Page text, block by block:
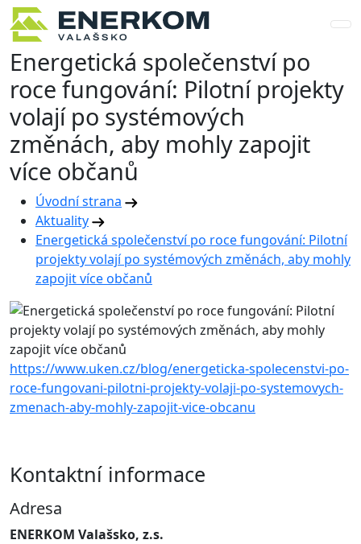
Energetická společenství po
roce fungování: Pilotní projekty
volají po systémových
změnách, aby mohly zapojit
více občanů
Úvodní strana
Aktuality
Energetická společenství po roce fungování: Pilotní
projekty volají po systémových změnách, aby mohly
zapojit více občanů
https://www.uken.cz/blog/energeticka-spolecenstvi-po-
roce-fungovani-pilotni-projekty-volaji-po-systemovych-
zmenach-aby-mohly-zapojit-vice-obcanu
Kontaktní informace
Adresa
ENERKOM Valašsko, z.s.